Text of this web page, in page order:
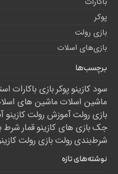
پوکر
بازی رولت
بازی‌های اسلات
برچسب‌ها
سود کازینوپوکربازی باکارات
ماشین اسلات ماشین های
بازی رولتآموزش رولتکازینو
جکبازی های کازینوقمارشرط
شرط‌بندیرولتبازی رولت
نوشته‌های تازه